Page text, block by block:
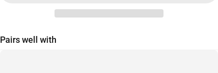
Pairs well with